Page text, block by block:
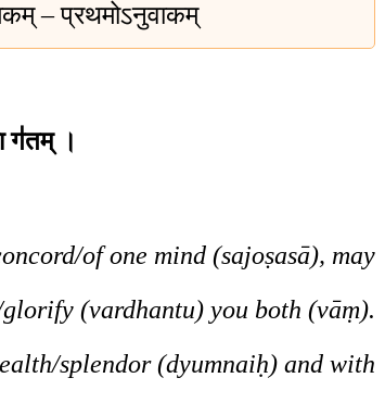
– प्रथमोऽनुवाकम्
ग॑तम् ।
of one mind (sajoṣasā), may
(vardhantu) you both (vāṃ).
splendor (dyumnaiḥ) and with